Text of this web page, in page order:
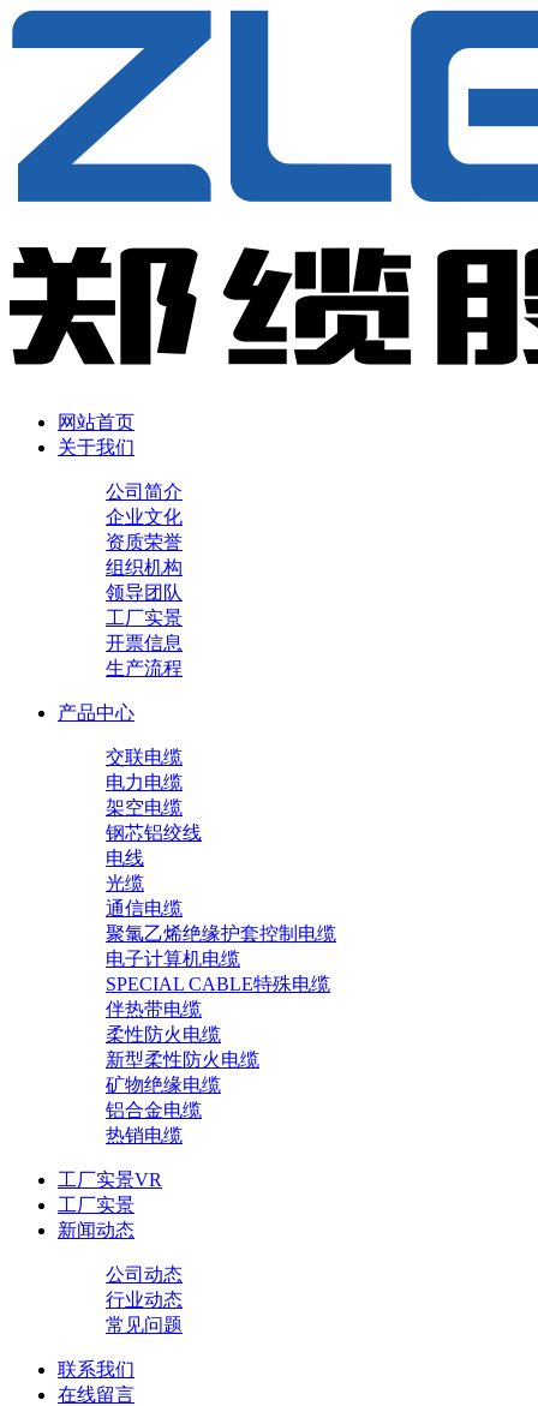
网站首页
关于我们
公司简介
企业文化
资质荣誉
组织机构
领导团队
工厂实景
开票信息
生产流程
产品中心
交联电缆
电力电缆
架空电缆
钢芯铝绞线
电线
光缆
通信电缆
聚氯乙烯绝缘护套控制电缆
电子计算机电缆
SPECIAL CABLE特殊电缆
伴热带电缆
柔性防火电缆
新型柔性防火电缆
矿物绝缘电缆
铝合金电缆
热销电缆
工厂实景VR
工厂实景
新闻动态
公司动态
行业动态
常见问题
联系我们
在线留言